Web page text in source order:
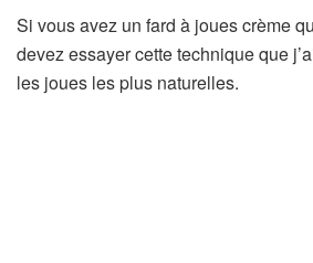
Si vous avez un fard à joues crème
devez essayer cette technique que
les joues les plus naturelles.